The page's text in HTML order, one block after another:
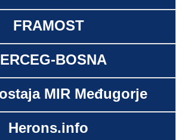
FRAMOST
BOSNA
MIR Međugorje
Herons.info